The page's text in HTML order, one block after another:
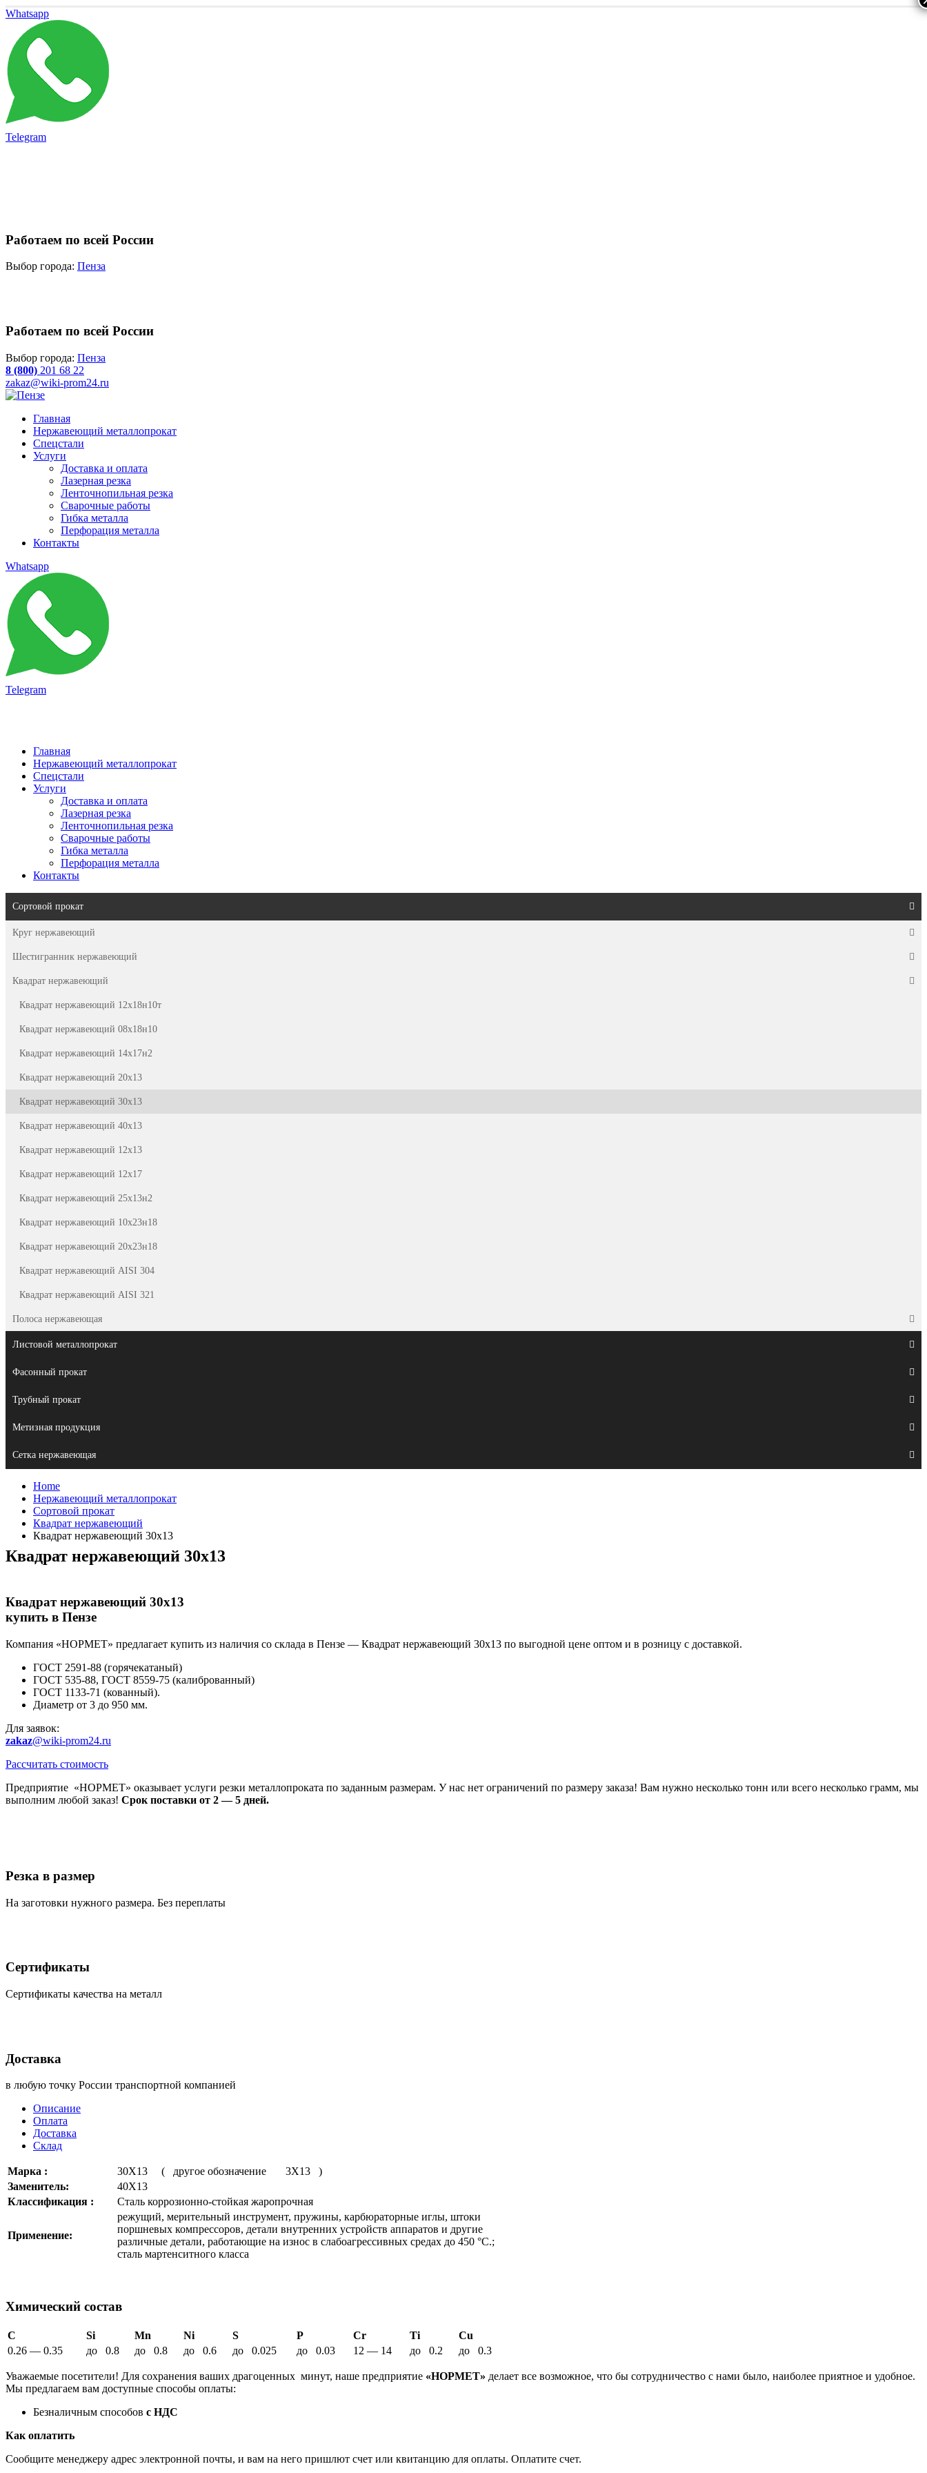
Whatsapp
Telegram
Работаем по всей России
Выбор города: Пенза
Работаем по всей России
Выбор города: Пенза
8 (800) 201 68 22
zakaz@wiki-prom24.ru
Главная
Нержавеющий металлопрокат
Спецстали
Услуги
Доставка и оплата
Лазерная резка
Ленточнопильная резка
Сварочные работы
Гибка металла
Перфорация металла
Контакты
Whatsapp
Telegram
Главная
Нержавеющий металлопрокат
Спецстали
Услуги
Доставка и оплата
Лазерная резка
Ленточнопильная резка
Сварочные работы
Гибка металла
Перфорация металла
Контакты
Сортовой прокат
Круг нержавеющий
Шестигранник нержавеющий
Квадрат нержавеющий
Квадрат нержавеющий 12х18н10т
Квадрат нержавеющий 08х18н10
Квадрат нержавеющий 14х17н2
Квадрат нержавеющий 20х13
Квадрат нержавеющий 30х13
Квадрат нержавеющий 40х13
Квадрат нержавеющий 12х13
Квадрат нержавеющий 12х17
Квадрат нержавеющий 25х13н2
Квадрат нержавеющий 10х23н18
Квадрат нержавеющий 20х23н18
Квадрат нержавеющий AISI 304
Квадрат нержавеющий AISI 321
Полоса нержавеющая
Листовой металлопрокат
Фасонный прокат
Трубный прокат
Метизная продукция
Сетка нержавеющая
Home
Нержавеющий металлопрокат
Сортовой прокат
Квадрат нержавеющий
Квадрат нержавеющий 30х13
Квадрат нержавеющий 30х13
Квадрат нержавеющий 30х13
купить в Пензе
Компания «НОРМЕТ» предлагает купить из наличия со склада в Пензе — Квадрат нержавеющий 30х13 по выгодной цене оптом и в розницу с доставкой.
ГОСТ 2591-88 (горячекатаный)
ГОСТ 535-88, ГОСТ 8559-75 (калиброванный)
ГОСТ 1133-71 (кованный).
Диаметр от 3 до 950 мм.
Для заявок:
zakaz@wiki-prom24.ru
Рассчитать стоимость
Предприятие «НОРМЕТ» оказывает услуги резки металлопроката по заданным размерам. У нас нет ограничений по размеру заказа! Вам нужно несколько тонн или всего несколько грамм, мы
выполним любой заказ! Срок поставки от 2 — 5 дней.
Резка в размер
На заготовки нужного размера. Без переплаты
Сертификаты
Сертификаты качества на металл
Доставка
в любую точку России транспортной компанией
Описание
Оплата
Доставка
Склад
Марка :
30Х13 ( другое обозначение 3Х13 )
Заменитель:
40Х13
Классификация :
Сталь коррозионно-стойкая жаропрочная
Применение:
режущий, мерительный инструмент, пружины, карбюраторные иглы, штоки
поршневых компрессоров, детали внутренних устройств аппаратов и другие
различные детали, работающие на износ в слабоагрессивных средах до 450 °С.;
сталь мартенситного класса
Химический состав
C Si Mn Ni S P Cr Ti
Cu
0.26 — 0.35
до 0.8 до 0.8 до 0.6 до 0.025 до 0.03 12 — 14 до 0.2 до 0.3
Уважаемые посетители! Для сохранения ваших драгоценных минут, наше предприятие «НОРМЕТ» делает все возможное, что бы сотрудничество с нами было, наиболее приятное и удобное.
Мы предлагаем вам доступные способы оплаты:
Безналичным способов с НДС
Как оплатить
Сообщите менеджеру адрес электронной почты, и вам на него пришлют счет или квитанцию для оплаты. Оплатите счет.